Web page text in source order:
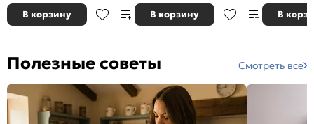
В корзину В корзину В
Полезные советы Смотреть все